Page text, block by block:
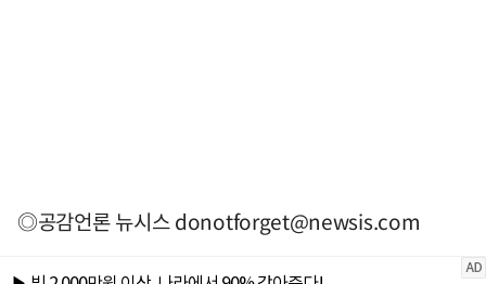
◎공감언론 뉴시스donotforget@newsis.com